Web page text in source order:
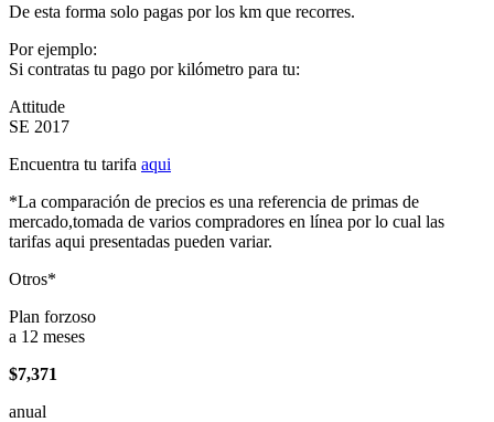
De esta forma solo pagas por los km que recorres.
Por ejemplo:
Si contratas tu pago por kilómetro para tu:
Attitude
SE 2017
Encuentra tu tarifa aqui
*La comparación de precios es una referencia de primas de
mercado,tomada de varios compradores en línea por lo cual las
tarifas aqui presentadas pueden variar.
Otros*
Plan forzoso
a 12 meses
$7,371
anual